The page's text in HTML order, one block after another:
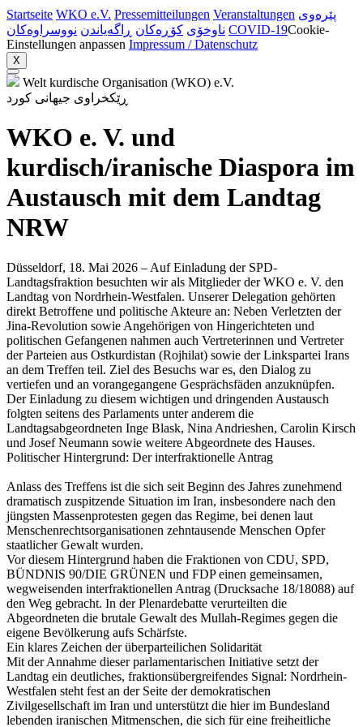
Startseite WKO e.V. Pressemitteilungen Veranstaltungen پێرەوی
ناوخۆی کۆڕەکان ڕاگەیاندن نووسراوه‌کان COVID-19Cookie-
Einstellungen anpassen Impressum / Datenschutz
X
Welt kurdische Organisation (WKO) e.V.
ڕێکخراوی جیهانی کورد
WKO e. V. und
kurdisch/iranische Diaspora im
Austausch mit dem Landtag
NRW
Düsseldorf, 18. Mai 2026 – Auf Einladung der SPD-
Landtagsfraktion besuchten wir als Mitglieder der WKO e. V. den
Landtag von Nordrhein-Westfalen. Unserer Delegation gehörten
direkt Betroffene und politische Akteure an: Neben Verletzten der
Jina-Revolution sowie Angehörigen von Hingerichteten und
politischen Gefangenen nahmen auch Vertreterinnen und Vertreter
der Parteien aus Ostkurdistan (Rojhilat) sowie der Linkspartei Irans
an dem Treffen teil. Ziel des Besuchs war es, den Dialog zu
vertiefen und an vorangegangene Gesprächsfäden anzuknüpfen.
Der Einladung zu diesem wichtigen und dringenden Austausch
folgten seitens des Parlaments unter anderem die
Landtagsabgeordneten Inge Blask, Nina Andrieshen, Carolin Kirsch
und Josef Neumann sowie weitere Abgeordnete des Hauses.
Politischer Hintergrund: Der interfraktionelle Antrag
Anlass des Treffens ist die sich seit Beginn des Jahres zunehmend
dramatisch zuspitzende Situation im Iran, insbesondere nach den
jüngsten Massenprotesten gegen das Regime, bei denen laut
Menschenrechtsorganisationen zehntausende Menschen Opfer
staatlicher Gewalt wurden.
Vor diesem Hintergrund haben die Fraktionen von CDU, SPD,
BÜNDNIS 90/DIE GRÜNEN und FDP einen gemeinsamen,
wegweisenden interfraktionellen Antrag (Drucksache 18/18088) auf
den Weg gebracht. In der Plenardebatte verurteilten die
Abgeordneten die brutale Gewalt des Mullah-Regimes gegen die
eigene Bevölkerung aufs Schärfste.
Ein klares Zeichen der überparteilichen Solidarität
Mit der Annahme dieser parlamentarischen Initiative setzt der
Landtag ein deutliches, fraktionsübergreifendes Signal: Nordrhein-
Westfalen steht fest an der Seite der demokratischen
Zivilgesellschaft im Iran und unterstützt die hier im Bundesland
lebenden iranischen Mitmenschen, die sich für eine freiheitliche